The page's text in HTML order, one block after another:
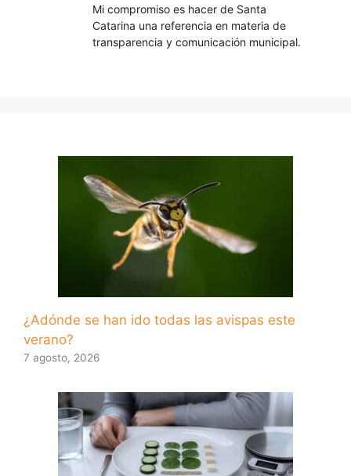
Mi compromiso es hacer de Santa
Catarina una referencia en materia de
transparencia y comunicación municipal.
¿Adónde se han ido todas las avispas este
verano?
7 agosto, 2026